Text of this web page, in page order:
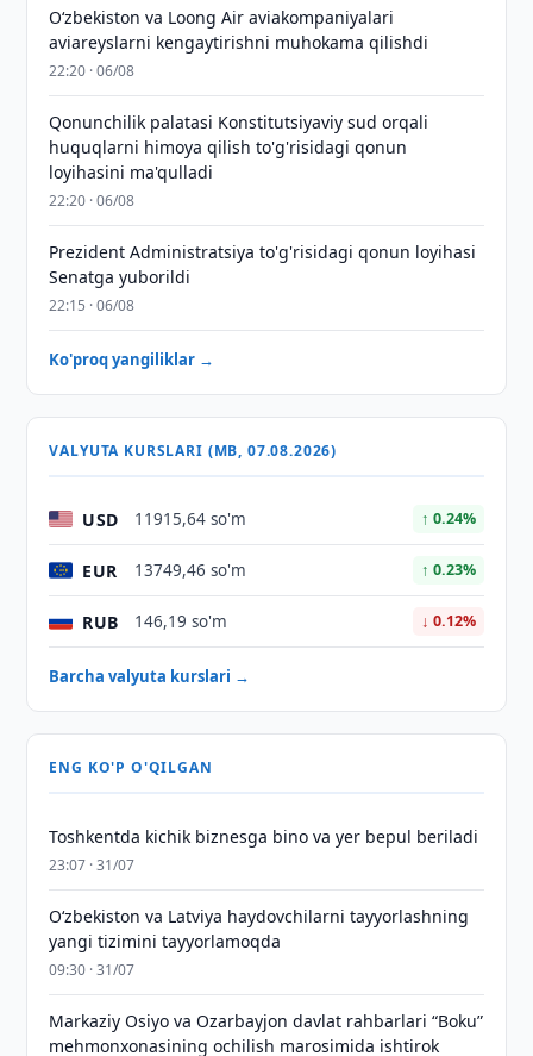
Oʻzbekiston va Loong Air aviakompaniyalari
aviareyslarni kengaytirishni muhokama qilishdi
22:20 · 06/08
Qonunchilik palatasi Konstitutsiyaviy sud orqali
huquqlarni himoya qilish to'g'risidagi qonun
loyihasini ma'qulladi
22:20 · 06/08
Prezident Administratsiya to'g'risidagi qonun loyihasi
Senatga yuborildi
22:15 · 06/08
Ko'proq yangiliklar →
VALYUTA KURSLARI (MB, 07.08.2026)
USD 11915,64 so'm ↑ 0.24%
EUR 13749,46 so'm ↑ 0.23%
RUB 146,19 so'm ↓ 0.12%
Barcha valyuta kurslari →
ENG KO'P O'QILGAN
Toshkentda kichik biznesga bino va yer bepul beriladi
23:07 · 31/07
Oʻzbekiston va Latviya haydovchilarni tayyorlashning
yangi tizimini tayyorlamoqda
09:30 · 31/07
Markaziy Osiyo va Ozarbayjon davlat rahbarlari “Boku”
mehmonxonasining ochilish marosimida ishtirok